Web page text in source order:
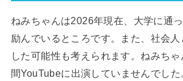
ねみちゃんは2026年現在、大学に通
励んでいるところです。また、社会
した可能性も考えられます。ねみち
間YouTubeに出演していませんでし